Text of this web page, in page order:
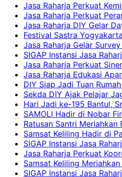
Jasa Raharja Perkuat
Jasa Raharja Perkuat
Jasa Raharja DIY Gelar
Festival Sastra
Jasa Raharja Gelar
SIGAP Instansi Jasa
Jasa Raharja Perkuat
Jasa Raharja Edukasi
DIY Siap Jadi Tuan
Sekda DIY Ajak Pelajar
Hari Jadi ke-195 Bantul,
SAMOLI Hadir di Nobar
Ratusan Santri Meriahkan
Samsat Keliling Hadir di
SIGAP Instansi Jasa
Jasa Raharja Perkuat
Samsat Keliling
SIGAP Instansi Jasa